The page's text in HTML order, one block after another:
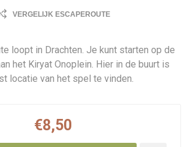
VERGELIJK ESCAPEROUTE
loopt in Drachten. Je kunt starten op de
het Kiryat Onoplein. Hier in de buurt is
locatie van het spel te vinden.
€8,50